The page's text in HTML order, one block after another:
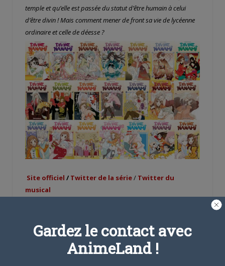
temple et qu’elle est passée du statut d’être humain à celui
d’être divin ! Mais comment mener de front sa vie de lycéenne
ordinaire et celle de déesse ?
Site officiel / Twitter de la série/ Twitter du
musical
Gardez le contact avec
AnimeLand !